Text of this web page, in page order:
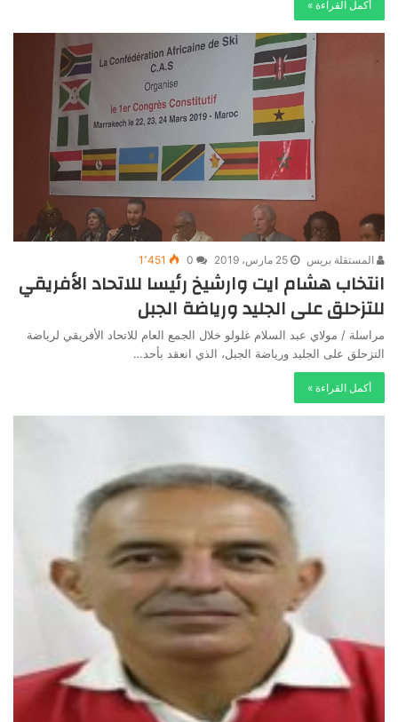
أكمل القراءة »
المستقلة بريس 25 مارس، 2019 0 1٬451
انتخاب هشام ايت وارشيخ رئيسا للاتحاد الأفريقي
للتزحلق على الجليد ورياضة الجبل
مراسلة / مولاي عبد السلام غلولو خلال الجمع العام للاتحاد الأفريقي لرياضة
التزحلق على الجليد ورياضة الجبل، الذي انعقد بأحد…
أكمل القراءة »